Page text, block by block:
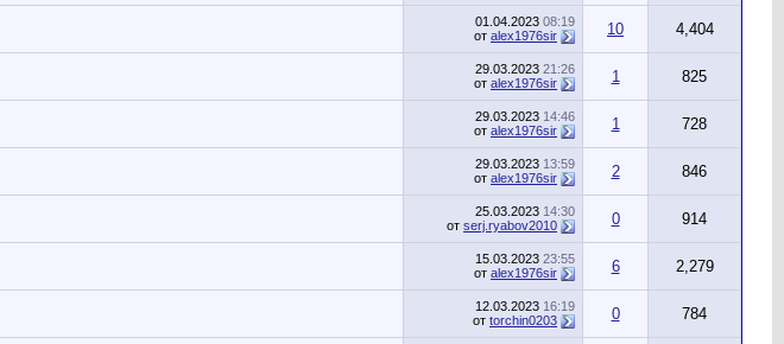
01.04.2023 08:19
от alex1976sir 10 4,404
29.03.2023 21:26
от alex1976sir 1 825
29.03.2023 14:46
от alex1976sir 1 728
29.03.2023 13:59
от alex1976sir 2 846
25.03.2023 14:30
от serj.ryabov2010 0 914
15.03.2023 23:55
от alex1976sir 6 2,279
12.03.2023 16:19
от torchin0203 0 784